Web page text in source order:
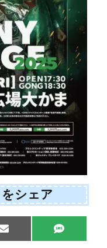
シェア
Share
on
E
m
Share
on
S
M